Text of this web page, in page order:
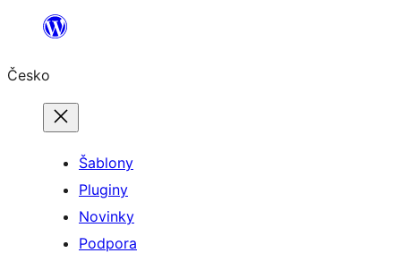
Přeskočit
obsah
Česko
Šablony
Pluginy
Novinky
Podpora